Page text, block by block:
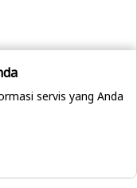
servis yang Anda